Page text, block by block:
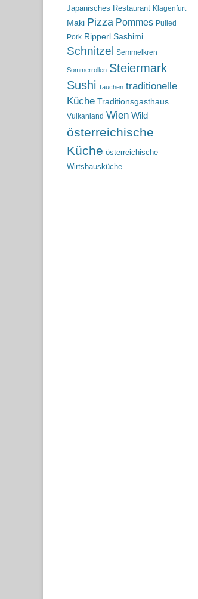
Japanisches Restaurant Klagenfurt
Maki Pizza Pommes Pulled
Pork Ripperl Sashimi
Schnitzel Semmelkren
Sommerrollen Steiermark
Sushi Tauchen traditionelle
Küche Traditionsgasthaus
Vulkanland Wien Wild
österreichische
Küche österreichische
Wirtshausküche